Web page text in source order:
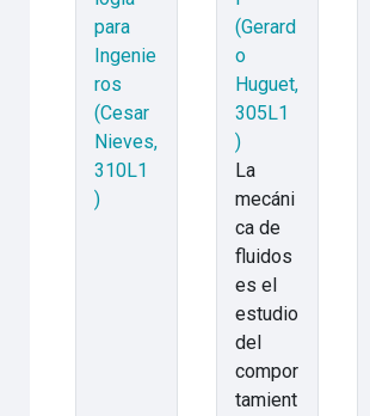
para
Ingenie
ros
(Cesar
Nieves,
310L1
)
(Gerard
o
Huguet,
305L1
)
La
mecáni
ca de
fluidos
es el
estudio
del
compor
tamient